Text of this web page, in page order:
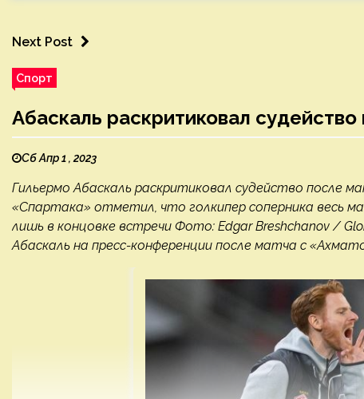
Next Post
Спорт
Абаскаль раскритиковал
Сб Апр 1 , 2023
Гильермо Абаскаль раскритиковал судейство после
«Спартака» отметил, что голкипер соперника весь
лишь в концовке встречи Фото: Edgar Breshchanov /
Абаскаль на пресс-конференции после матча с